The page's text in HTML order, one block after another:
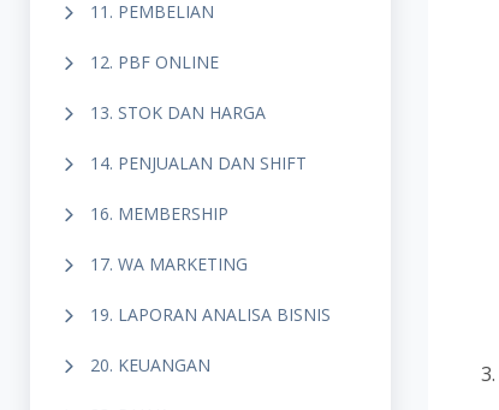
11. PEMBELIAN
12. PBF ONLINE
13. STOK DAN HARGA
14. PENJUALAN DAN SHIFT
16. MEMBERSHIP
17. WA MARKETING
19. LAPORAN ANALISA BISNIS
20. KEUANGAN